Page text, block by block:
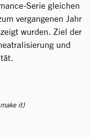
Serie gleichen
vergangenen Jahr
wurden. Ziel der
und
it)